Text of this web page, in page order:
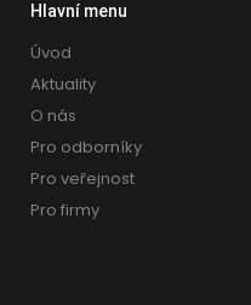
Hlavní menu
Úvod
Aktuality
O nás
Pro odborníky
Pro veřejnost
Pro firmy